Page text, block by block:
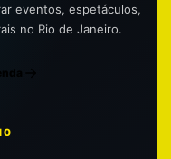
eventos, espetáculos,
no Rio de Janeiro.